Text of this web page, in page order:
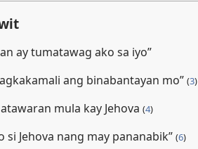
ay tumatawag ako sa iyo”
ang binabantayan mo” (3)
mula kay Jehova (4)
si Jehova nang may pananabik” (6)